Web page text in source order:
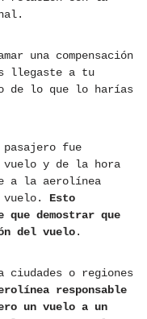
una compensación
llegaste a tu
de lo que lo harías
fue
vuelo y de la hora
a la aerolínea
vuelo. Esto
demostrar que
del vuelo.
ciudades o regiones
responsable
un vuelo a un